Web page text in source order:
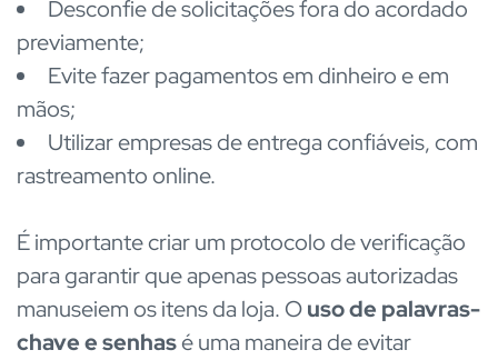
Desconfie de solicitações fora do acordado
previamente;
Evite fazer pagamentos em dinheiro e em
mãos;
Utilizar empresas de entrega confiáveis, com
rastreamento online.
É importante criar um protocolo de verificação
para garantir que apenas pessoas autorizadas
manuseiem os itens da loja. Ouso de palavras-
chave e senhasé uma maneira de evitar